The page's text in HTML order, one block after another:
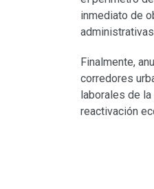
inmediato de
Finalmente,
corredores
laborales de
reactivación